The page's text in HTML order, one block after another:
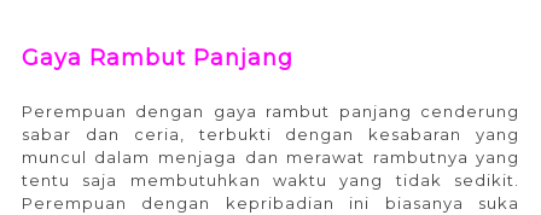
Gaya Rambut Panjang
Perempuan dengan gaya rambut panjang cenderung
sabar dan ceria, terbukti dengan kesabaran yang
muncul dalam menjaga dan merawat rambutnya yang
tentu saja membutuhkan waktu yang tidak sedikit.
Perempuan dengan kepribadian ini biasanya suka